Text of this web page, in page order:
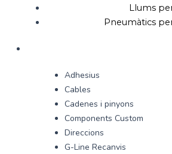
Llums
Pneumàtics
Adhesius
Cables
Cadenes i pinyons
Components Custom
Direccions
G-Line Recanvis